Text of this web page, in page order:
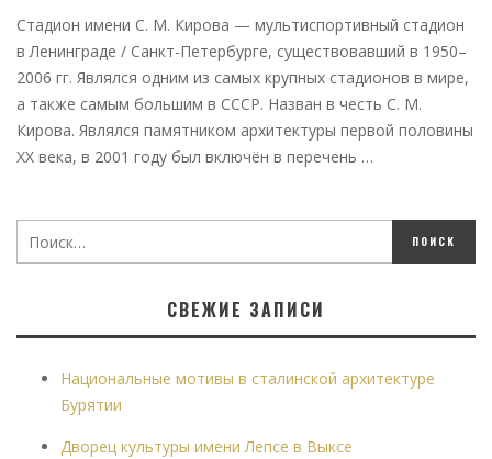
Стадион имени С. М. Кирова — мультиспортивный стадион
в Ленинграде / Санкт-Петербурге, существовавший в 1950–
2006 гг. Являлся одним из самых крупных стадионов в мире,
а также самым большим в СССР. Назван в честь С. М.
Кирова. Являлся памятником архитектуры первой половины
XX века, в 2001 году был включён в перечень …
СВЕЖИЕ ЗАПИСИ
Национальные мотивы в сталинской архитектуре
Бурятии
Дворец культуры имени Лепсе в Выксе